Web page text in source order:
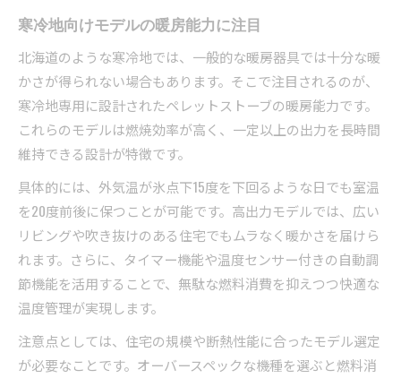
寒冷地向けモデルの暖房能力に注目
北海道のような寒冷地では、一般的な暖房器具では十分な暖
かさが得られない場合もあります。そこで注目されるのが、
寒冷地専用に設計されたペレットストーブの暖房能力です。
これらのモデルは燃焼効率が高く、一定以上の出力を長時間
維持できる設計が特徴です。
具体的には、外気温が氷点下15度を下回るような日でも室温
を20度前後に保つことが可能です。高出力モデルでは、広い
リビングや吹き抜けのある住宅でもムラなく暖かさを届けら
れます。さらに、タイマー機能や温度センサー付きの自動調
節機能を活用することで、無駄な燃料消費を抑えつつ快適な
温度管理が実現します。
注意点としては、住宅の規模や断熱性能に合ったモデル選定
が必要なことです。オーバースペックな機種を選ぶと燃料消